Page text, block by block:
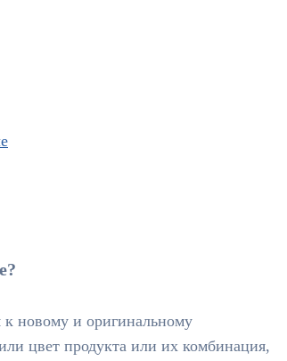
к новому и оригинальному
цвет продукта или их комбинация,